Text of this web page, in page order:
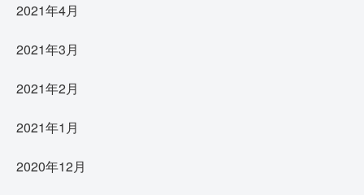
2021年4月
2021年3月
2021年2月
2021年1月
2020年12月